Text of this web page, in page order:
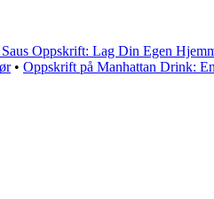
Saus Oppskrift: Lag Din Egen
• Oppskrift på Manhattan Drink: